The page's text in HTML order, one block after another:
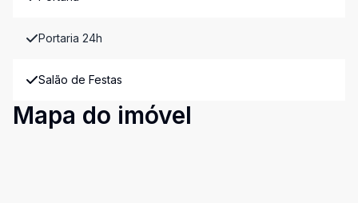
Portaria 24h
Salão de Festas
Mapa do imóvel